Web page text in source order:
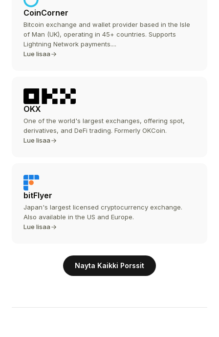
CoinCorner
Bitcoin exchange and wallet provider based in the Isle
of Man (UK), operating in 45+ countries. Supports
Lightning Network payments....
Lue lisaa
OKX
One of the world's largest exchanges, offering spot,
derivatives, and DeFi trading. Formerly OKCoin.
Lue lisaa
bitFlyer
Japan's largest licensed cryptocurrency exchange.
Also available in the US and Europe.
Lue lisaa
Nayta Kaikki Porssit